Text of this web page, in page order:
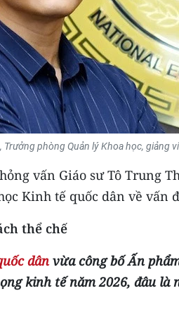
Trưởng phòng Quản lý Khoa học, giảng
vấn Giáo sư Tô Trung
Kinh tế quốc dân về vấn
thể chế
dânvừa công bố Ấn
kinh tế năm 2026, đâu là